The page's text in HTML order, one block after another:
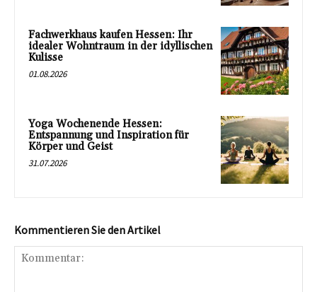
Fachwerkhaus kaufen Hessen: Ihr
idealer Wohntraum in der idyllischen
Kulisse
01.08.2026
Yoga Wochenende Hessen:
Entspannung und Inspiration für
Körper und Geist
31.07.2026
Kommentieren Sie den Artikel